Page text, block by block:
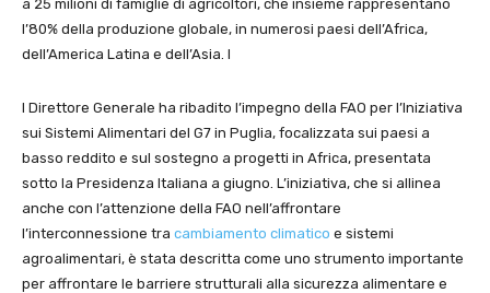
a 25 milioni di famiglie di agricoltori, che insieme rappresentano
l’80% della produzione globale, in numerosi paesi dell’Africa,
dell’America Latina e dell’Asia. I
l Direttore Generale ha ribadito l’impegno della FAO per l’Iniziativa
sui Sistemi Alimentari del G7 in Puglia, focalizzata sui paesi a
basso reddito e sul sostegno a progetti in Africa, presentata
sotto la Presidenza Italiana a giugno. L’iniziativa, che si allinea
anche con l’attenzione della FAO nell’affrontare
l’interconnessione tra cambiamento climatico e sistemi
agroalimentari, è stata descritta come uno strumento importante
per affrontare le barriere strutturali alla sicurezza alimentare e